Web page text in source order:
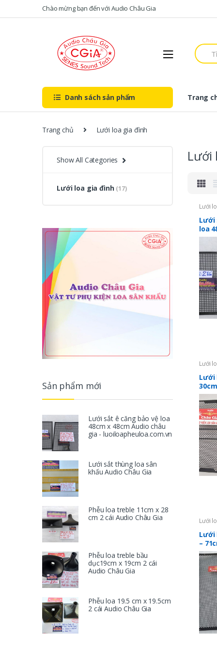
Skip to navigation
Skip to contentChào mừng bạn đến với Audio Châu Gia
S
e
f
Danh sách sản phẩm Trang
Trang chủ Lưới loa gia đình
Lưới
Lưới
Lưới
loa
Lưới
Lưới
Lưới
Lưới
–
Show All Categories
Lưới loa gia đình (17)
Sản phẩm mới
Lưới sắt ê căng bảo vệ loa
48cm x 48cm Audio châu
gia - luoiloapheuloa.com.vn
Lưới sắt thùng loa sân
khấu Audio Châu Gia
Phễu loa treble 11cm x 28
cm 2 cái Audio Châu Gia
Phễu loa treble bầu
dục19cm x 19cm 2 cái
Audio Châu Gia
Phễu loa 19.5 cm x 19.5cm
2 cái Audio Châu Gia